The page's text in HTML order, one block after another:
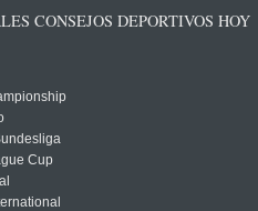
CONSEJOS DEPORTIVOS HOY
Cup